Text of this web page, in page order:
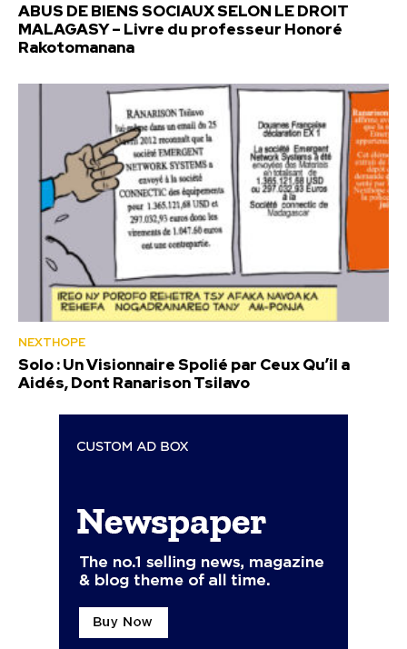
ABUS DE BIENS SOCIAUX SELON LE DROIT
MALAGASY – Livre du professeur Honoré
Rakotomanana
NEXTHOPE
Solo : Un Visionnaire Spolié par Ceux Qu’il a
Aidés, Dont Ranarison Tsilavo